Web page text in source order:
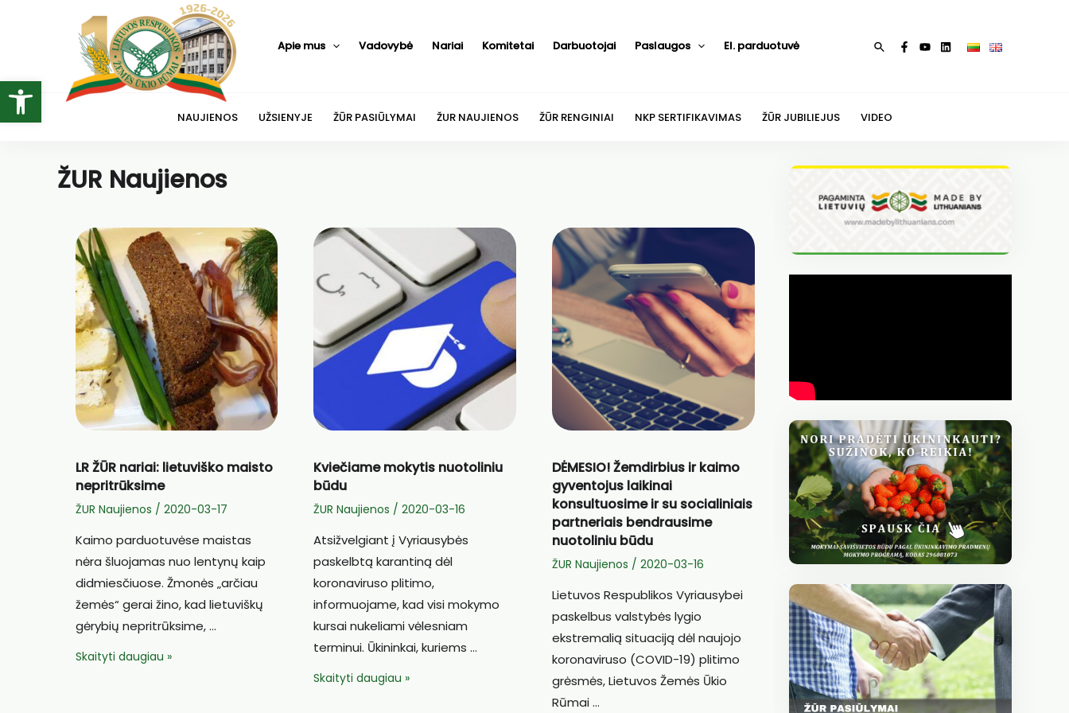
Open toolbar
Apie mus Vadovybė Nariai Komitetai Darbuotojai Paslaugos El. parduotuvė Paieška
NAUJIENOS UŽSIENYJE ŽŪR PASIŪLYMAI ŽUR NAUJIENOS ŽŪR RENGINIAI NKP SERTIFIKAVIMAS ŽŪR JUBILIEJUS VIDEO
ŽUR Naujienos
LR ŽŪR nariai: lietuviško maisto
nepritrūksime
ŽUR Naujienos / 2020-03-17
Kaimo parduotuvėse maistas
nėra šluojamas nuo lentynų kaip
didmiesčiuose. Žmonės „arčiau
žemės“ gerai žino, kad lietuviškų
gėrybių nepritrūksime, …
LR
Skaityti daugiau »
Kviečiame mokytis nuotoliniu
būdu
ŽUR Naujienos /2020-03-16
Atsižvelgiant į Vyriausybės
paskelbtą karantiną dėl
koronaviruso plitimo,
informuojame, kad visi mokymo
kursai nukeliami vėlesniam
terminui. Ūkininkai, kuriems …
Kviečiame
Skaityti daugiau »
DĖMESIO! Žemdirbius ir kaimo
gyventojus laikinai
konsultuosime ir su socialiniais
partneriais bendrausime
nuotoliniu būdu
ŽUR Naujienos /2020-03-16
Lietuvos Respublikos Vyriausybei
paskelbus valstybės lygio
ekstremalią situaciją dėl naujojo
koronaviruso (COVID-19) plitimo
grėsmės, Lietuvos Žemės Ūkio
Rūmai …